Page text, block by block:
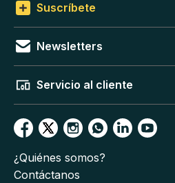
Suscríbete
Newsletters
Servicio al cliente
¿Quiénes somos?
Contáctanos